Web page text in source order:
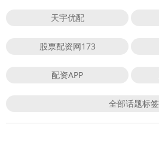
天宇优配
股票配资网173
配资APP
全部话题标签